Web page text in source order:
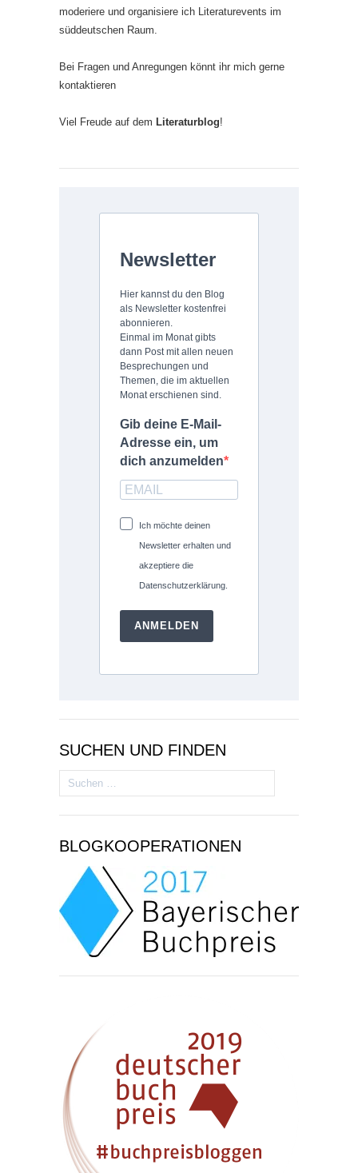
moderiere und organisiere ich Literaturevents im
süddeutschen Raum.
Bei Fragen und Anregungen könnt ihr mich gerne
kontaktieren
Viel Freude auf dem Literaturblog!
Newsletter
Hier kannst du den Blog
als Newsletter kostenfrei
abonnieren.
Einmal im Monat gibts
dann Post mit allen neuen
Besprechungen und
Themen, die im aktuellen
Monat erschienen sind.
Gib deine E-Mail-
Adresse ein, um
dich anzumelden
Ich möchte deinen
Newsletter erhalten und
akzeptiere die
Datenschutzerklärung.
ANMELDEN
SUCHEN UND FINDEN
Suchen
nach:
BLOGKOOPERATIONEN